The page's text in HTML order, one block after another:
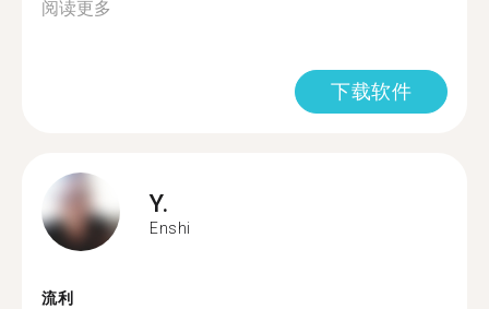
阅读更多
下载软件
Y.
Enshi
流利